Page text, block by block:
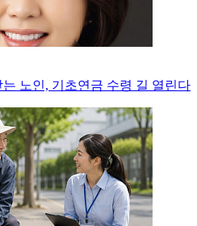
노인, 기초연금 수령 길 열린다